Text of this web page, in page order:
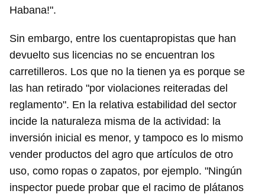
Habana!".
Sin embargo, entre los cuentapropistas que han
devuelto sus licencias no se encuentran los
carretilleros. Los que no la tienen ya es porque se
las han retirado "por violaciones reiteradas del
reglamento". En la relativa estabilidad del sector
incide la naturaleza misma de la actividad: la
inversión inicial es menor, y tampoco es lo mismo
vender productos del agro que artículos de otro
uso, como ropas o zapatos, por ejemplo. "Ningún
inspector puede probar que el racimo de plátanos